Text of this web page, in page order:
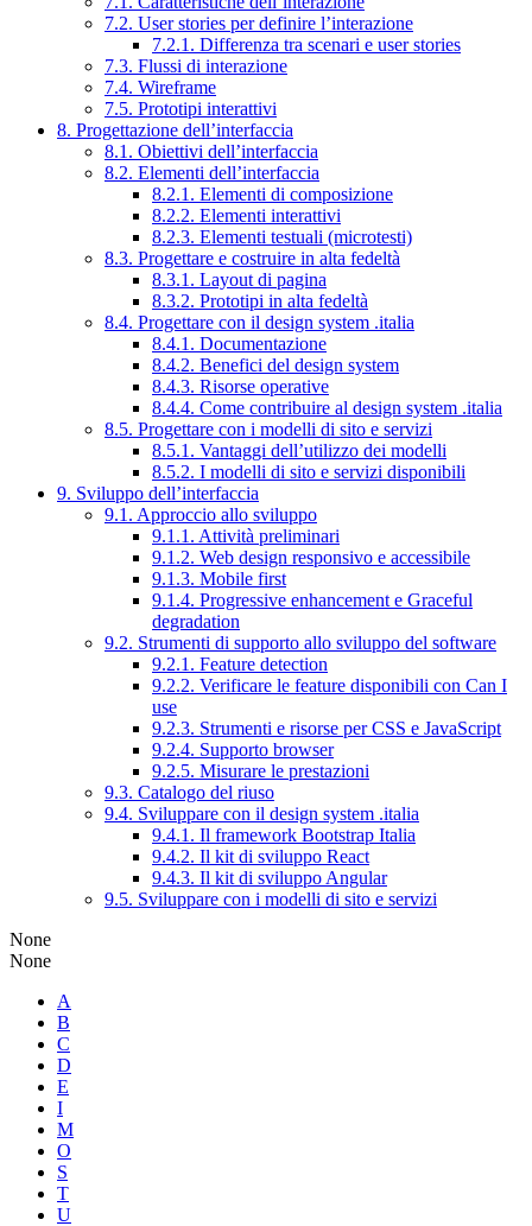
7.2. User stories per definire l’interazione
7.2.1. Differenza tra scenari e user stories
7.3. Flussi di interazione
7.4. Wireframe
7.5. Prototipi interattivi
8. Progettazione dell’interfaccia
8.1. Obiettivi dell’interfaccia
8.2. Elementi dell’interfaccia
8.2.1. Elementi di composizione
8.2.2. Elementi interattivi
8.2.3. Elementi testuali (microtesti)
8.3. Progettare e costruire in alta fedeltà
8.3.1. Layout di pagina
8.3.2. Prototipi in alta fedeltà
8.4. Progettare con il design system .italia
8.4.1. Documentazione
8.4.2. Benefici del design system
8.4.3. Risorse operative
8.4.4. Come contribuire al design system .italia
8.5. Progettare con i modelli di sito e servizi
8.5.1. Vantaggi dell’utilizzo dei modelli
8.5.2. I modelli di sito e servizi disponibili
9. Sviluppo dell’interfaccia
9.1. Approccio allo sviluppo
9.1.1. Attività preliminari
9.1.2. Web design responsivo e accessibile
9.1.3. Mobile first
9.1.4. Progressive enhancement e Graceful
degradation
9.2. Strumenti di supporto allo sviluppo del software
9.2.1. Feature detection
9.2.2. Verificare le feature disponibili con Can I
use
9.2.3. Strumenti e risorse per CSS e JavaScript
9.2.4. Supporto browser
9.2.5. Misurare le prestazioni
9.3. Catalogo del riuso
9.4. Sviluppare con il design system .italia
9.4.1. Il framework Bootstrap Italia
9.4.2. Il kit di sviluppo React
9.4.3. Il kit di sviluppo Angular
9.5. Sviluppare con i modelli di sito e servizi
None
None
A
B
C
D
E
I
M
O
S
T
U